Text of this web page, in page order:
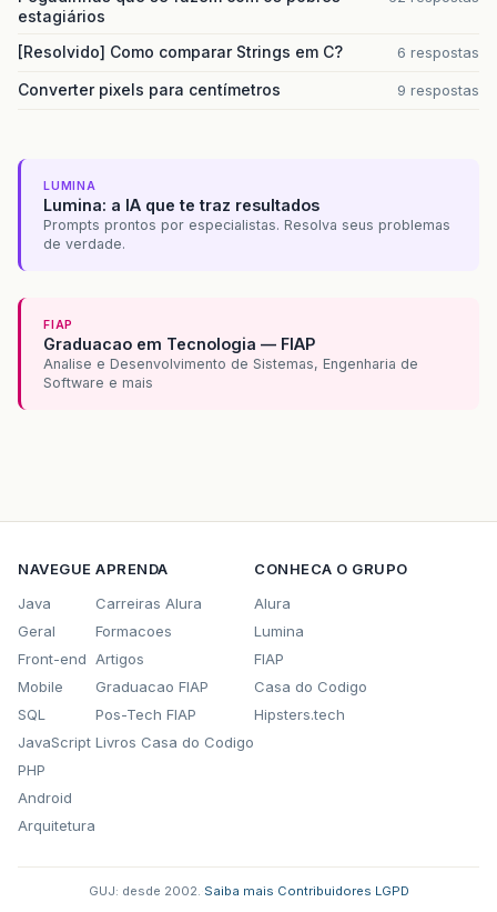
estagiários
[Resolvido] Como comparar Strings em C? 6 respostas
Converter pixels para centímetros 9 respostas
LUMINA
Lumina: a IA que te traz resultados
Prompts prontos por especialistas. Resolva seus problemas
de verdade.
FIAP
Graduacao em Tecnologia — FIAP
Analise e Desenvolvimento de Sistemas, Engenharia de
Software e mais
NAVEGUE
Java
Geral
Front-end
Mobile
SQL
JavaScript
PHP
Android
Arquitetura
APRENDA
Carreiras Alura
Formacoes
Artigos
Graduacao FIAP
Pos-Tech FIAP
Livros Casa do Codigo
CONHECA O GRUPO
Alura
Lumina
FIAP
Casa do Codigo
Hipsters.tech
GUJ: desde 2002. Saiba mais Contribuidores LGPD